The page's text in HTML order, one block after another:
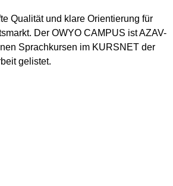
Qualität und klare Orientierung für
Der OWYO CAMPUS ist AZAV-
Sprachkursen im KURSNET der
gelistet.